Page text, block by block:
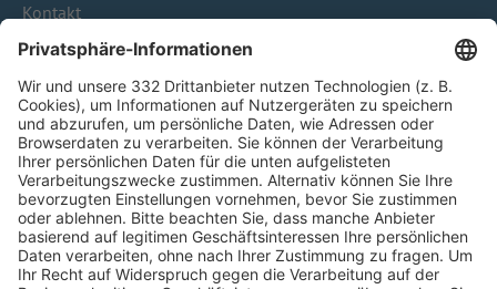
Kontakt
HÄUFIG BESUCHTE SEITEN
Pässe und Vereinswechsel
Trainerausbildung
Schulungsangebot Vereinsmitarbeiter
BFV-Geschäftsstellen
Trainerbörse